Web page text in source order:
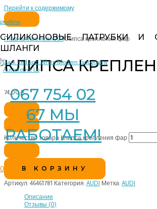
Перейти к содержимому
pipeline
СИЛИКОНОВЫЕ ПАТРУБКИ И
ШЛАНГИ
067 754 02
67 МЫ
РАБОТАЕМ!
0
ГлавнаяКрепежAUDIКлипса крепления фар
КЛИПСА
74,00₴
Количество товара Клипса крепления фар
В КОРЗИНУ
Артикул: 46461781 Категория: AUDI Метка: AUDI
Описание
Отзывы (0)